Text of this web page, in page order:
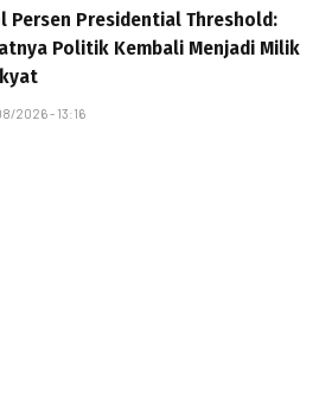
Persen Presidential Threshold:
Politik Kembali Menjadi Milik
2026 - 13:16